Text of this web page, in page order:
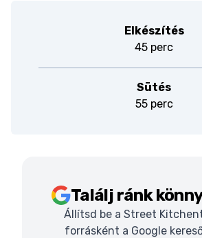
Elkészítés
45 perc
Sütés
55 perc
Találj ránk
Állítsd be a Street
forrásként a Google